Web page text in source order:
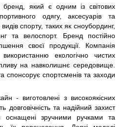
який є одним із світових
одягу, аксесуарів та
спорту, таких як сноубординг,
та велоспорт. Бренд постійно
своєї продукції. Компанія
екологічно чистих
на навколишнє середовище.
спонсорує спортсменів та заходи
- виготовлені з високоякісних
довговічність та надійний захист
оснащені зручними ручками та